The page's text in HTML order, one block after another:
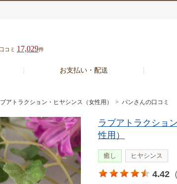
口コミ 17,029件
お支払い・配送
アトラクション・ヒヤシンス（女性用） > パンさんの口コミ
ラブアトラクショ
性用）
癒し ヒヤシンス
4.42 （